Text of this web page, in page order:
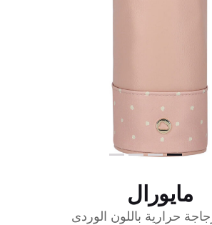
مايورال
حرارية باللون الوردى